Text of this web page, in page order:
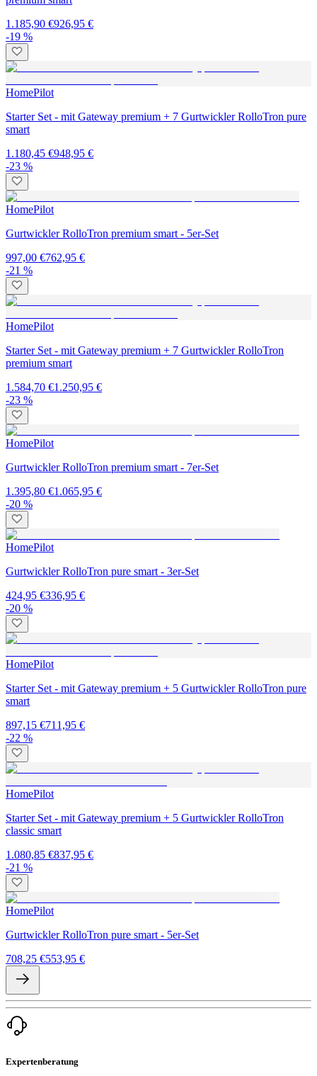
1.185,90 €926,95 €
-19 %
HomePilot
Starter Set - mit Gateway premium + 7 Gurtwickler RolloTron pure
smart
1.180,45 €948,95 €
-23 %
HomePilot
Gurtwickler RolloTron premium smart - 5er-Set
997,00 €762,95 €
-21 %
HomePilot
Starter Set - mit Gateway premium + 7 Gurtwickler RolloTron
premium smart
1.584,70 €1.250,95 €
-23 %
HomePilot
Gurtwickler RolloTron premium smart - 7er-Set
1.395,80 €1.065,95 €
-20 %
HomePilot
Gurtwickler RolloTron pure smart - 3er-Set
424,95 €336,95 €
-20 %
HomePilot
Starter Set - mit Gateway premium + 5 Gurtwickler RolloTron pure
smart
897,15 €711,95 €
-22 %
HomePilot
Starter Set - mit Gateway premium + 5 Gurtwickler RolloTron
classic smart
1.080,85 €837,95 €
-21 %
HomePilot
Gurtwickler RolloTron pure smart - 5er-Set
708,25 €553,95 €
Expertenberatung